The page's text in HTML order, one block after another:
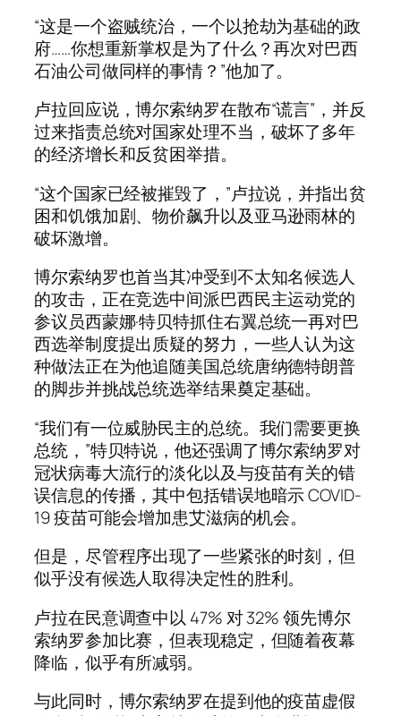
“这是一个盗贼统治，一个以抢劫为基础的政
府……你想重新掌权是为了什么？再次对巴西
石油公司做同样的事情？”他加了。
卢拉回应说，博尔索纳罗在散布“谎言”，并反
过来指责总统对国家处理不当，破坏了多年
的经济增长和反贫困举措。
“这个国家已经被摧毁了，”卢拉说，并指出贫
困和饥饿加剧、物价飙升以及亚马逊雨林的
破坏激增。
博尔索纳罗也首当其冲受到不太知名候选人
的攻击，正在竞选中间派巴西民主运动党的
参议员西蒙娜·特贝特抓住右翼总统一再对巴
西选举制度提出质疑的努力，一些人认为这
种做法正在为他追随美国总统唐纳德特朗普
的脚步并挑战总统选举结果奠定基础。
“我们有一位威胁民主的总统。我们需要更换
总统，”特贝特说，他还强调了博尔索纳罗对
冠状病毒大流行的淡化以及与疫苗有关的错
误信息的传播，其中包括错误地暗示 COVID-
19 疫苗可能会增加患艾滋病的机会。
但是，尽管程序出现了一些紧张的时刻，但
似乎没有候选人取得决定性的胜利。
卢拉在民意调查中以 47% 对 32% 领先博尔
索纳罗参加比赛，但表现稳定，但随着夜幕
降临，似乎有所减弱。
与此同时，博尔索纳罗在提到他的疫苗虚假